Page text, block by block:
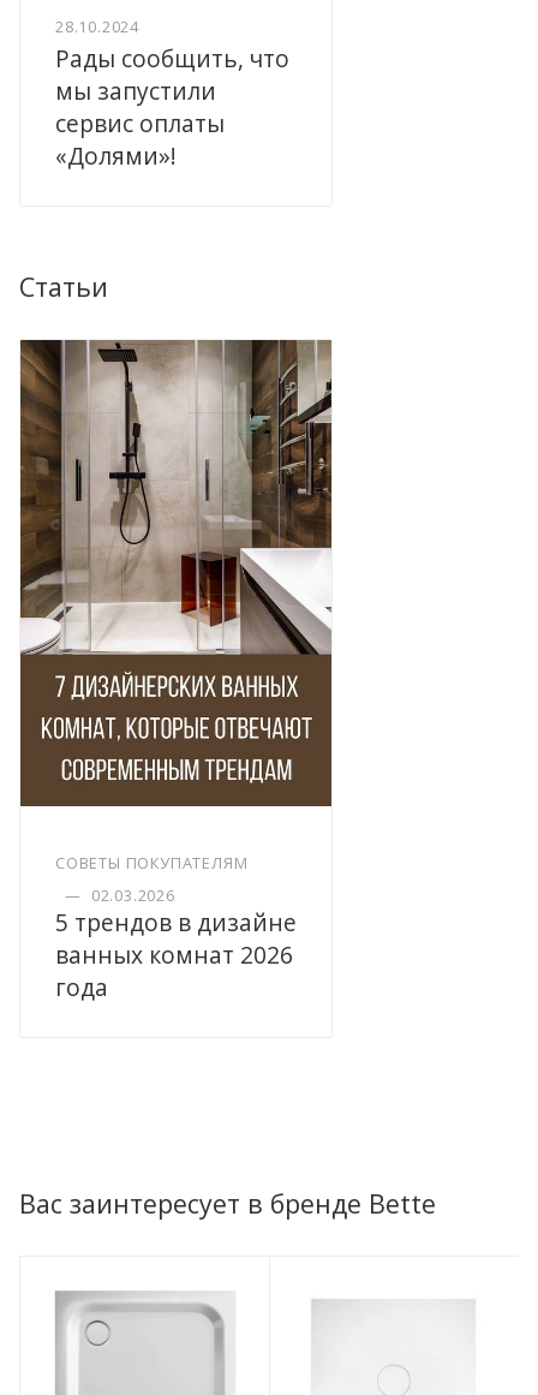
28.10.2024
Рады сообщить, что
мы запустили
сервис оплаты
«Долями»!
Статьи
СОВЕТЫ ПОКУПАТЕЛЯМ
— 02.03.2026
5 трендов в дизайне
ванных комнат 2026
года
Вас заинтересует в бренде Bette